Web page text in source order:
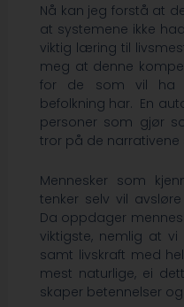
Nå kan jeg forstå at
at systemene ikke
viktig læring til
meg at denne
for de som vil ha
befolkning har. En
personer som gjør
tror på de narrativene
Mennesker som
tenker selv vil
Da oppdager
viktigste, nemlig at
samt livskraft med
mest naturlige, ei
skaper betennelser